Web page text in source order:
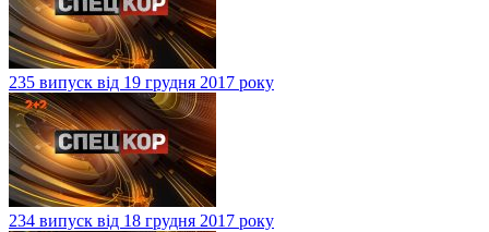
235 випуск від 19 грудня 2017 року
234 випуск від 18 грудня 2017 року